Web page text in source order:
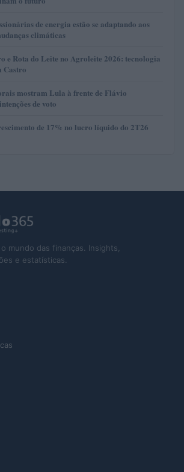
de energia estão se adaptando aos
climáticas
e Rota do Leite no Agroleite 2026: tecnologia
Castro
mostram Lula à frente de Flávio
de voto
de 17% no lucro líquido do 2T26
mundo das finanças. Insights,
e estatísticas.